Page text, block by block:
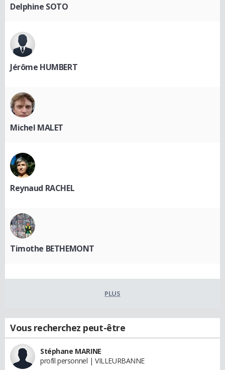
Delphine SOTO
Jérôme HUMBERT
Michel MALET
Reynaud RACHEL
Timothe BETHEMONT
PLUS
Vous recherchez peut-être
Stéphane MARINE
profil personnel | VILLEURBANNE